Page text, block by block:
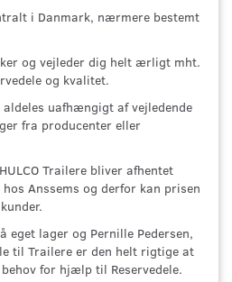
i Danmark, nærmere bestemt
og vejleder dig helt ærligt mht.
og kvalitet.
uafhængigt af vejledende
fra producenter eller
Trailere bliver afhentet
Anssems og derfor kan prisen
eget lager og Pernille Pedersen,
til Trailere er den helt rigtige at
for hjælp til Reservedele.